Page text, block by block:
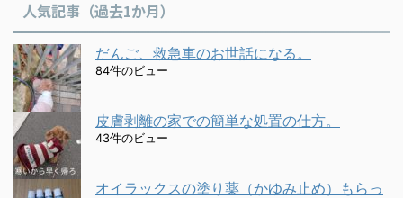
人気記事（過去1か月）
だんご、救急車のお世話になる。
84件のビュー
皮膚剥離の家での簡単な処置の仕方。
43件のビュー
オイラックスの塗り薬（かゆみ止め）もらっ